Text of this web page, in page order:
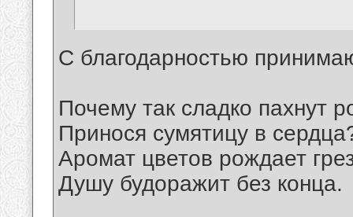
С благодарностью
Почему так сладко пахнут
Принося сумятицу в
Аромат цветов рождает
Душу будоражит без конца.